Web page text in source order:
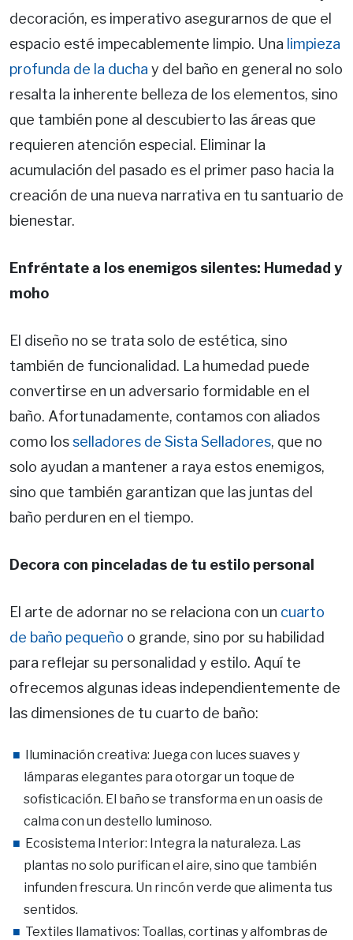
decoración, es imperativo asegurarnos de que el
espacio esté impecablemente limpio. Una limpieza
profunda de la ducha y del baño en general no solo
resalta la inherente belleza de los elementos, sino
que también pone al descubierto las áreas que
requieren atención especial. Eliminar la
acumulación del pasado es el primer paso hacia la
creación de una nueva narrativa en tu santuario de
bienestar.
Enfréntate a los enemigos silentes: Humedad y
moho
El diseño no se trata solo de estética, sino
también de funcionalidad. La humedad puede
convertirse en un adversario formidable en el
baño. Afortunadamente, contamos con aliados
como losselladores de Sista Selladores, que no
solo ayudan a mantener a raya estos enemigos,
sino que también garantizan que las juntas del
baño perduren en el tiempo.
Decora con pinceladas de tu estilo personal
El arte de adornar no se relaciona con un cuarto
de baño pequeño o grande, sino por su habilidad
para reflejar su personalidad y estilo. Aquí te
ofrecemos algunas ideas independientemente de
las dimensiones de tu cuarto de baño:
Iluminación creativa: Juega con luces suaves y
lámparas elegantes para otorgar un toque de
sofisticación. El baño se transforma en un oasis de
calma con un destello luminoso.
Ecosistema Interior: Integra la naturaleza. Las
plantas no solo purifican el aire, sino que también
infunden frescura. Un rincón verde que alimenta tus
sentidos.
Textiles llamativos: Toallas, cortinas y alfombras de